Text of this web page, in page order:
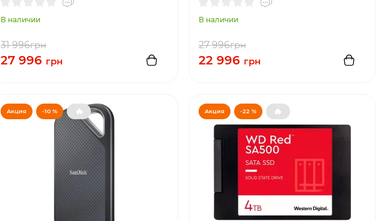
В наличии
31 996грн
27 996 грн
В наличии
27 996грн
22 996 грн
Акция -10 % 🔥 Акция -22 % 🔥